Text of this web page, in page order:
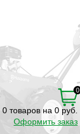
0
0 товаров на 0 руб.
Оформить заказ